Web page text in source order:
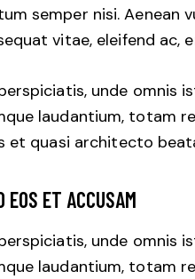
semper nisi. Aenean
vitae, eleifend ac,
unde omnis
laudantium, totam
et quasi architecto
EOS ET ACCUSAM
unde omnis
laudantium, totam